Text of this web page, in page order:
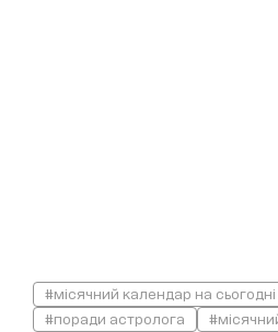
#місячний календар на сьогодні
#поради астролога